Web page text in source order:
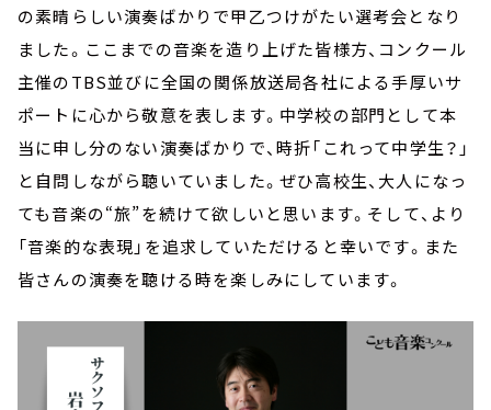
の素晴らしい演奏ばかりで甲乙つけがたい選考会となり
ました。ここまでの音楽を造り上げた皆様方、コンクール
主催のTBS並びに全国の関係放送局各社による手厚いサ
ポートに心から敬意を表します。中学校の部門として本
当に申し分のない演奏ばかりで、時折「これって中学生？」
と自問しながら聴いていました。ぜひ高校生、大人になっ
ても音楽の“旅”を続けて欲しいと思います。そして、より
「音楽的な表現」を追求していただけると幸いです。また
皆さんの演奏を聴ける時を楽しみにしています。